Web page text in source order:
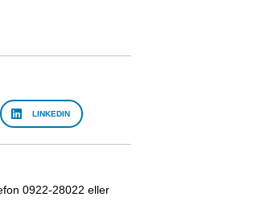
LINKEDIN
0922-28022 eller